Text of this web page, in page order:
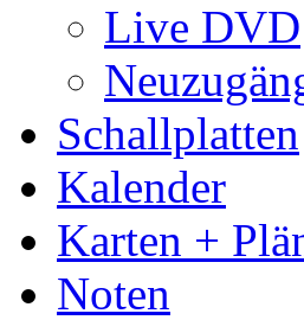
Live DVD
Schallplatten
Kalender
Karten +
Noten